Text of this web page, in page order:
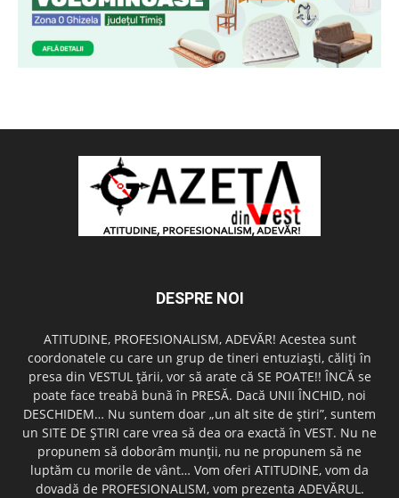
DESPRE NOI
ATITUDINE, PROFESIONALISM, ADEVĂR! Acestea sunt
coordonatele cu care un grup de tineri entuziaşti, căliţi în
presa din VESTUL ţării, vor să arate că SE POATE!! ÎNCĂ se
poate face treabă bună în PRESĂ. Dacă UNII ÎNCHID, noi
DESCHIDEM… Nu suntem doar „un alt site de ştiri”, suntem
un SITE DE ŞTIRI care vrea să dea ora exactă în VEST. Nu ne
propunem să doborâm munţii, nu ne propunem să ne
luptăm cu morile de vânt… Vom oferi ATITUDINE, vom da
dovadă de PROFESIONALISM, vom prezenta ADEVĂRUL.